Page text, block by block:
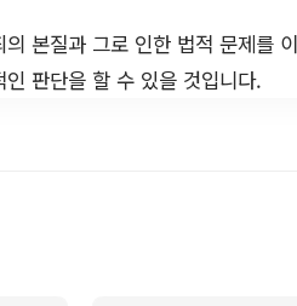
본질과 그로 인한 법적 문제를
판단을 할 수 있을 것입니다.